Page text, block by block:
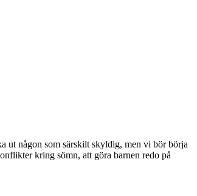
ut någon som särskilt skyldig, men vi bör börja
kring sömn, att göra barnen redo på